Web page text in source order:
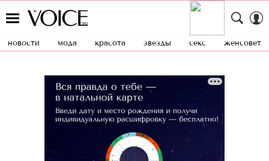
новости мода красота звезды секс женсовет